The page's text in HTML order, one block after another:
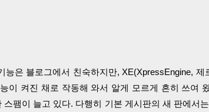
능은 블로그에서 친숙하지만, XE(XpressEngine,
이 켜진 채로 작동해 와서 알게 모르게 흔히 쓰여
스팸이 늘고 있다. 다행히 기본 게시판의 새 판에서